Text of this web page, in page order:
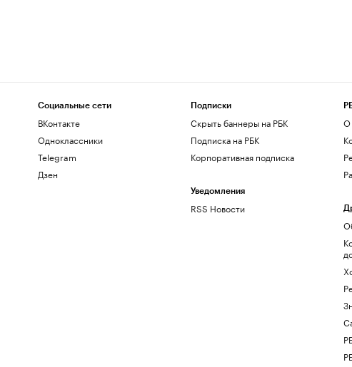
Социальные сети
ВКонтакте
Одноклассники
Telegram
Дзен
Подписки
Скрыть баннеры на РБК
Подписка на РБК
Корпоративная подписка
Уведомления
RSS Новости
О